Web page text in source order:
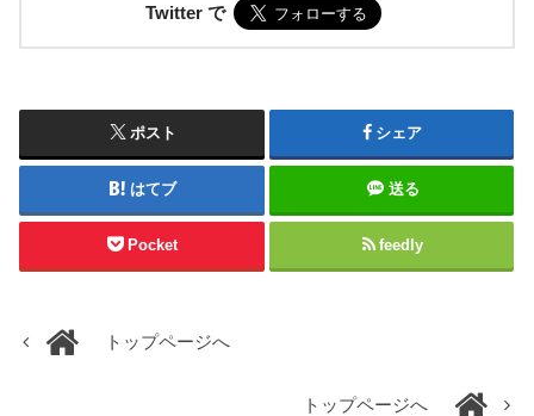
Twitter で
ポスト シェア
はてブ 送る
Pocket feedly
トップページへ
トップページへ